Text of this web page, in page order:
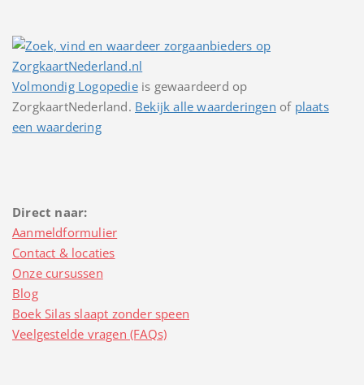
Volmondig Logopedieis gewaardeerd op
ZorgkaartNederland. Bekijk alle waarderingen of plaats
een waardering
Direct naar:
Aanmeldformulier
Contact & locaties
Onze cursussen
Blog
Boek Silas slaapt zonder speen
Veelgestelde vragen (FAQs)